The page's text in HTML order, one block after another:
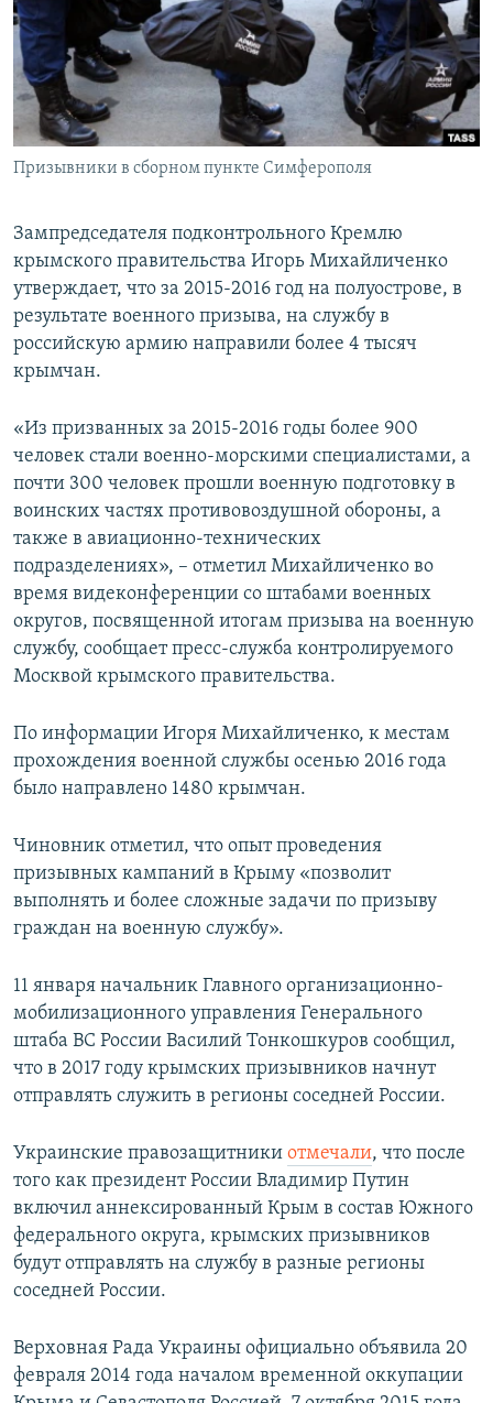
ПОБЕДИТЕЛЕЙ НЕ СУДЯТ?
КРЫМ.НЕПОКОРЕННЫЙ
ELIFBE
УКРАИНСКАЯ ПРОБЛЕМА КРЫМА
ПРИСОЕДИНЯЙТЕСЬ!
Все сайты RFE/RL
Призывники в сборном пункте Симферополя
Зампредседателя подконтрольного Кремлю
крымского правительства Игорь Михайличенко
утверждает, что за 2015-2016 год на полуострове, в
результате военного призыва, на службу в
российскую армию направили более 4 тысяч
крымчан.
«Из призванных за 2015-2016 годы более 900
человек стали военно-морскими специалистами, а
почти 300 человек прошли военную подготовку в
воинских частях противовоздушной обороны, а
также в авиационно-технических
подразделениях», – отметил Михайличенко во
время видеконференции со штабами военных
округов, посвященной итогам призыва на военную
службу, сообщает пресс-служба контролируемого
Москвой крымского правительства.
По информации Игоря Михайличенко, к местам
прохождения военной службы осенью 2016 года
было направлено 1480 крымчан.
Чиновник отметил, что опыт проведения
призывных кампаний в Крыму «позволит
выполнять и более сложные задачи по призыву
граждан на военную службу».
11 января начальник Главного организационно-
мобилизационного управления Генерального
штаба ВС России Василий Тонкошкуров сообщил,
что в 2017 году крымских призывников начнут
отправлять служить в регионы соседней России.
Украинские правозащитники отмечали, что после
того как президент России Владимир Путин
включил аннексированный Крым в состав Южного
федерального округа, крымских призывников
будут отправлять на службу в разные регионы
соседней России.
Верховная Рада Украины официально объявила 20
февраля 2014 года началом временной оккупации